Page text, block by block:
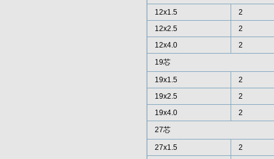
12x1.5
2
12x2.5
2
12x4.0
2
19芯
19x1.5
2
19x2.5
2
19x4.0
2
27芯
27x1.5
2